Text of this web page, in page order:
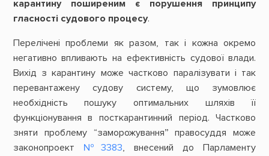
карантину поширеним є порушення принципу
гласності судового процесу.
Перелічені проблеми як разом, так і кожна окремо
негативно впливають на ефективність судової влади.
Вихід з карантину може частково паралізувати і так
перевантажену судову систему, що зумовлює
необхідність пошуку оптимальних шляхів її
функціонування в посткарантинний період. Частково
зняти проблему “заморожування” правосуддя може
законопроект №3383, внесений до Парламенту